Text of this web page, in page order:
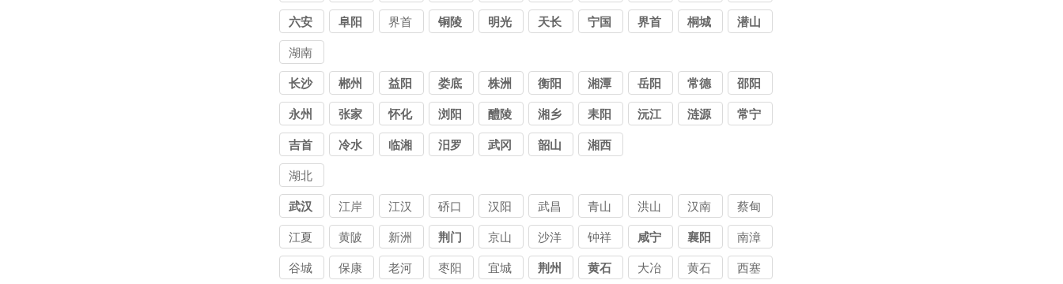
六安 阜阳 界首 铜陵 明光 天长 宁国 界首 桐城 潜山
湖南
讨债
公司
长沙 郴州 益阳 娄底 株洲 衡阳 湘潭 岳阳 常德 邵阳
永州
张家
界
怀化 浏阳 醴陵 湘乡 耒阳 沅江 涟源 常宁
吉首
冷水
临湘 汨罗 武冈 韶山 湘西
湖北
讨债
公司
武汉 江岸 江汉 硚口 汉阳 武昌 青山 洪山 汉南 蔡甸
江夏 黄陂 新洲 荆门 京山 沙洋 钟祥 咸宁 襄阳 南漳
谷城 保康 老河 枣阳 宜城 荆州 黄石 大冶 黄石 西塞